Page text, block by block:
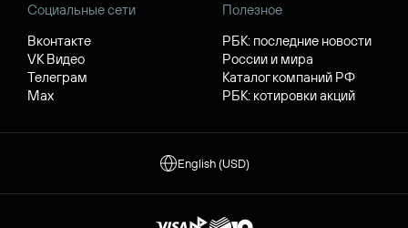
Социальные сети
Вконтакте
VK Видео
Телеграм
Max
Полезное
РБК: последние новости
России и мира
Каталог компаний РФ
РБК: котировки акций
English (USD)